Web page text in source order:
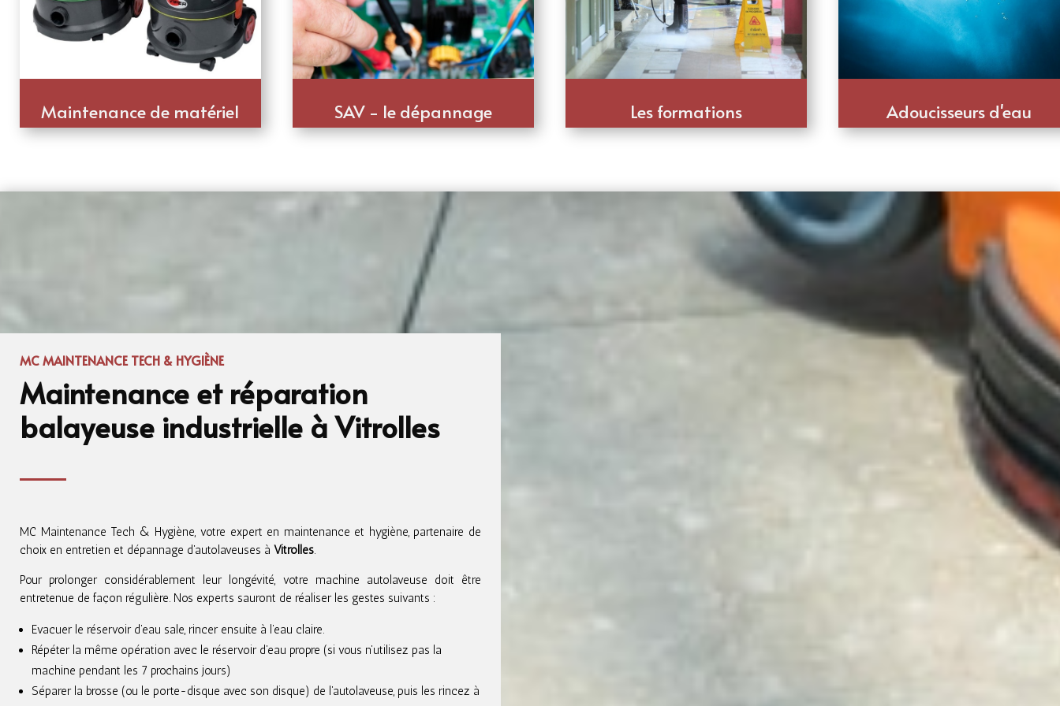
Maintenance de matériel SAV - le dépannage Les formations Adoucisseurs d'eau
MC MAINTENANCE TECH & HYGIÈNE
Maintenance et réparation
balayeuse industrielle à Vitrolles
MC Maintenance Tech & Hygiène, votre expert en maintenance et hygiène, partenaire de
choix en entretien et dépannage d’autolaveuses à Vitrolles.
Pour prolonger considérablement leur longévité, votre machine autolaveuse doit être
entretenue de façon régulière. Nos experts sauront de réaliser les gestes suivants :
Evacuer le réservoir d’eau sale, rincer ensuite à l’eau claire.
Répéter la même opération avec le réservoir d’eau propre (si vous n’utilisez pas la
machine pendant les 7 prochains jours)
Séparer la brosse (ou le porte-disque avec son disque) de l’autolaveuse, puis les rincez à